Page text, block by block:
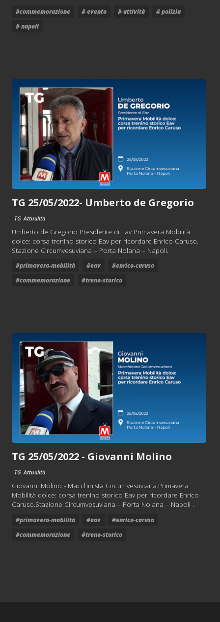
#commemorazione # evento # attività
# polizia
# napoli
TG 25/05/2022- Umberto de Gregorio
TG Attualità
Umberto de Gregorio Presidente di Eav Primavera Mobilità
dolce: corsa trenino storico Eav per ricordare Enrico Caruso.
Stazione Circumvesuviana – Porta Nolana – Napoli.
#primavera-mobilità #eav
#enrico-caruso
#commemorazione
#treno-storico
TG 25/05/2022 - Giovanni Molino
TG Attualità
Giovanni Molino - Macchinista Circumvesuviana.Primavera
Mobilità dolce: corsa trenino storico Eav per ricordare Enrico
Caruso.Stazione Circumvesuviana – Porta Nolana – Napoli .
#primavera-mobilità #eav
#enrico-caruso
#commemorazione
#treno-storico